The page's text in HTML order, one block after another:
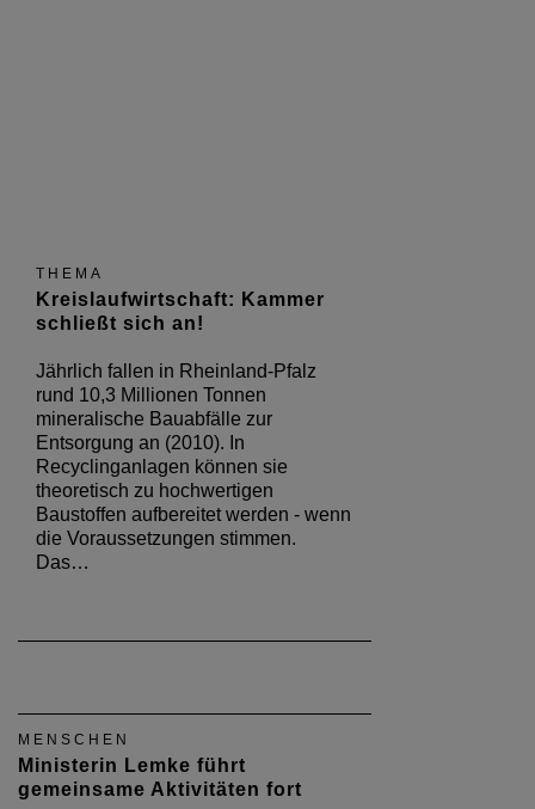
THEMA
Kreislaufwirtschaft: Kammer
schließt sich an!
Jährlich fallen in Rheinland-Pfalz
rund 10,3 Millionen Tonnen
mineralische Bauabfälle zur
Entsorgung an (2010). In
Recyclinganlagen können sie
theoretisch zu hochwertigen
Baustoffen aufbereitet werden - wenn
die Voraussetzungen stimmen.
Das…
MENSCHEN
Ministerin Lemke führt
gemeinsame Aktivitäten fort